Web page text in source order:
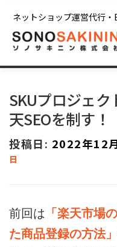
ネットショップ運営代行・
SKUプロジェ
天SEOを制す！
投稿日: 2022年12
日
前回は 「楽天市場
た商品登録の方法」